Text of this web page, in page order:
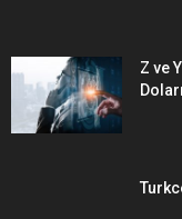
Z ve